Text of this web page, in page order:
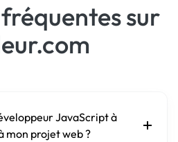
sur
JavaScript à
mon projet web ?